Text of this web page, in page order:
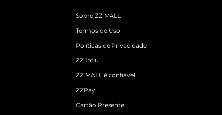
Sobre ZZ MALL
Termos de Uso
Políticas de Privacidade
ZZ Influ
ZZ MALL é confiável
ZZPay
Cartão Presente